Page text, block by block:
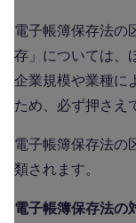
電子帳簿保存法の
存」については、
企業規模や業種に
ため、必ず押さえ
電子帳簿保存法の
類されます。
電子帳簿保存法の